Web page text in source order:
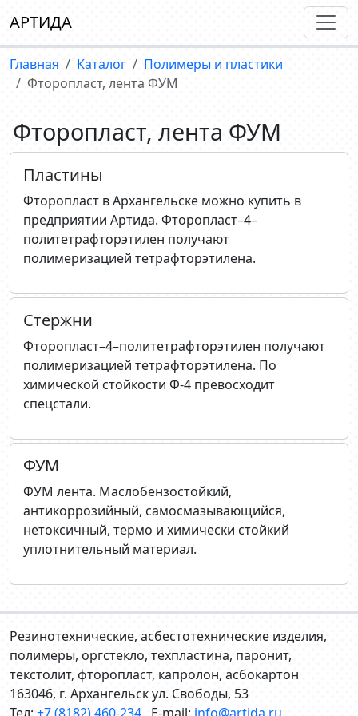
АРТИДА
Главная Каталог
Полимеры и пластики
Фторопласт, лента ФУМ
Фторопласт, лента ФУМ
Плаcтины
Фторопласт в Архангельске можно купить в
предприятии Артида. Фторопласт–4–
политетрафторэтилен получают
полимеризацией тетрафторэтилена.
Стержни
Фторопласт–4–политетрафторэтилен получают
полимеризацией тетрафторэтилена. По
химической стойкости Ф-4 превосходит
спецстали.
ФУМ
ФУМ лента. Маслобензостойкий,
антикоррозийный, самосмазывающийся,
нетоксичный, термо и химически стойкий
уплотнительный материал.
Резинотехнические, асбестотехнические изделия,
полимеры, оргстекло, техпластина, паронит,
текстолит, фторопласт, капролон, асбокартон
163046, г. Архангельск ул. Свободы, 53